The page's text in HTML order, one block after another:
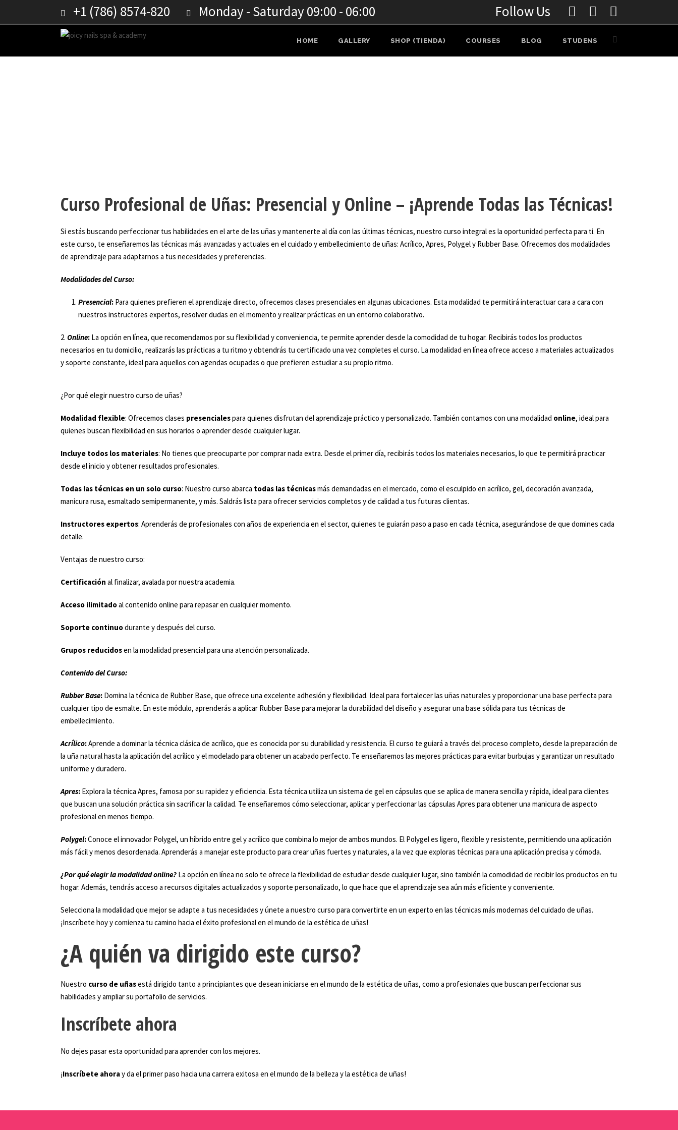
+1 (786) 8574-820 Monday - Saturday 09:00 - 06:00 Follow Us
HOME GALLERY SHOP (TIENDA) COURSES BLOG STUDENS
Curso Profesional de Uñas: Presencial y Online – ¡Aprende Todas las Técnicas!
Si estás buscando perfeccionar tus habilidades en el arte de las uñas y mantenerte al día con las últimas técnicas, nuestro curso integral es la oportunidad perfecta para ti. En
este curso, te enseñaremos las técnicas más avanzadas y actuales en el cuidado y embellecimiento de uñas: Acrílico, Apres, Polygel y Rubber Base. Ofrecemos dos modalidades
de aprendizaje para adaptarnos a tus necesidades y preferencias.
Modalidades del Curso:
Presencial: Para quienes prefieren el aprendizaje directo, ofrecemos clases presenciales en algunas ubicaciones. Esta modalidad te permitirá interactuar cara a cara con
nuestros instructores expertos, resolver dudas en el momento y realizar prácticas en un entorno colaborativo.
2. Online: La opción en línea, que recomendamos por su flexibilidad y conveniencia, te permite aprender desde la comodidad de tu hogar. Recibirás todos los productos
necesarios en tu domicilio, realizarás las prácticas a tu ritmo y obtendrás tu certificado una vez completes el curso. La modalidad en línea ofrece acceso a materiales actualizados
y soporte constante, ideal para aquellos con agendas ocupadas o que prefieren estudiar a su propio ritmo.
¿Por qué elegir nuestro curso de uñas?
Modalidad flexible: Ofrecemos clases presencialespara quienes disfrutan del aprendizaje práctico y personalizado. También contamos con una modalidad online, ideal para
quienes buscan flexibilidad en sus horarios o aprender desde cualquier lugar.
Incluye todos los materiales: No tienes que preocuparte por comprar nada extra. Desde el primer día, recibirás todos los materiales necesarios, lo que te permitirá practicar
desde el inicio y obtener resultados profesionales.
Todas las técnicas en un solo curso: Nuestro curso abarca todas las técnicasmás demandadas en el mercado, como el esculpido en acrílico, gel, decoración avanzada,
manicura rusa, esmaltado semipermanente, y más. Saldrás lista para ofrecer servicios completos y de calidad a tus futuras clientas.
Instructores expertos: Aprenderás de profesionales con años de experiencia en el sector, quienes te guiarán paso a paso en cada técnica, asegurándose de que domines cada
detalle.
Ventajas de nuestro curso:
Certificación al finalizar, avalada por nuestra academia.
Acceso ilimitadoal contenido online para repasar en cualquier momento.
Soporte continuodurante y después del curso.
Grupos reducidosen la modalidad presencial para una atención personalizada.
Contenido del Curso:
Rubber Base: Domina la técnica de Rubber Base, que ofrece una excelente adhesión y flexibilidad. Ideal para fortalecer las uñas naturales y proporcionar una base perfecta para
cualquier tipo de esmalte. En este módulo, aprenderás a aplicar Rubber Base para mejorar la durabilidad del diseño y asegurar una base sólida para tus técnicas de
embellecimiento.
Acrílico:Aprende a dominar la técnica clásica de acrílico, que es conocida por su durabilidad y resistencia. El curso te guiará a través del proceso completo, desde la preparación de
la uña natural hasta la aplicación del acrílico y el modelado para obtener un acabado perfecto. Te enseñaremos las mejores prácticas para evitar burbujas y garantizar un resultado
uniforme y duradero.
Apres: Explora la técnica Apres, famosa por su rapidez y eficiencia. Esta técnica utiliza un sistema de gel en cápsulas que se aplica de manera sencilla y rápida, ideal para clientes
que buscan una solución práctica sin sacrificar la calidad. Te enseñaremos cómo seleccionar, aplicar y perfeccionar las cápsulas Apres para obtener una manicura de aspecto
profesional en menos tiempo.
Polygel:Conoce el innovador Polygel, un híbrido entre gel y acrílico que combina lo mejor de ambos mundos. El Polygel es ligero, flexible y resistente, permitiendo una aplicación
más fácil y menos desordenada. Aprenderás a manejar este producto para crear uñas fuertes y naturales, a la vez que exploras técnicas para una aplicación precisa y cómoda.
¿Por qué elegir la modalidad online? La opción en línea no solo te ofrece la flexibilidad de estudiar desde cualquier lugar, sino también la comodidad de recibir los productos en tu
hogar. Además, tendrás acceso a recursos digitales actualizados y soporte personalizado, lo que hace que el aprendizaje sea aún más eficiente y conveniente.
Selecciona la modalidad que mejor se adapte a tus necesidades y únete a nuestro curso para convertirte en un experto en las técnicas más modernas del cuidado de uñas.
¡Inscríbete hoy y comienza tu camino hacia el éxito profesional en el mundo de la estética de uñas!
¿A quién va dirigido este curso?
Nuestro curso de uñasestá dirigido tanto a principiantes que desean iniciarse en el mundo de la estética de uñas, como a profesionales que buscan perfeccionar sus
habilidades y ampliar su portafolio de servicios.
Inscríbete ahora
No dejes pasar esta oportunidad para aprender con los mejores.
¡Inscríbete ahoray da el primer paso hacia una carrera exitosa en el mundo de la belleza y la estética de uñas!